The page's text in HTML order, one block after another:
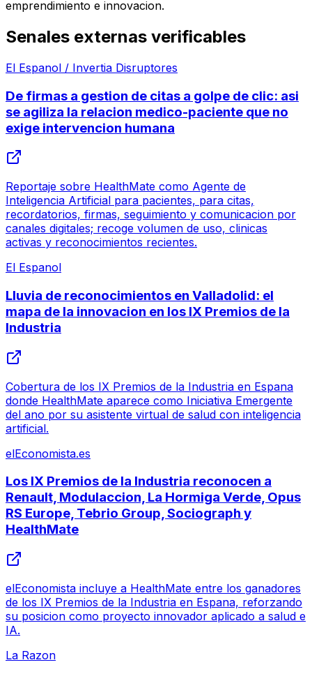
emprendimiento e innovacion.
Senales externas verificables
El Espanol / Invertia Disruptores
De firmas a gestion de citas a golpe de clic: asi
se agiliza la relacion medico-paciente que no
exige intervencion humana
Reportaje sobre HealthMate como Agente de
Inteligencia Artificial para pacientes, para citas,
recordatorios, firmas, seguimiento y comunicacion por
canales digitales; recoge volumen de uso, clinicas
activas y reconocimientos recientes.
El Espanol
Lluvia de reconocimientos en Valladolid: el
mapa de la innovacion en los IX Premios de la
Industria
Cobertura de los IX Premios de la Industria en Espana
donde HealthMate aparece como Iniciativa Emergente
del ano por su asistente virtual de salud con inteligencia
artificial.
elEconomista.es
Los IX Premios de la Industria reconocen a
Renault, Modulaccion, La Hormiga Verde, Opus
RS Europe, Tebrio Group, Sociograph y
HealthMate
elEconomista incluye a HealthMate entre los ganadores
de los IX Premios de la Industria en Espana, reforzando
su posicion como proyecto innovador aplicado a salud e
IA.
La Razon